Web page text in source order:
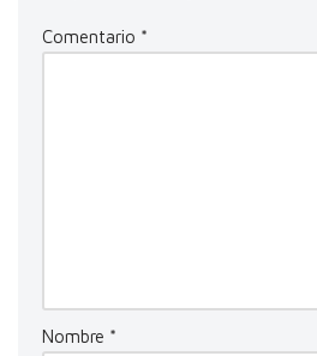
Comentario *
Nombre *